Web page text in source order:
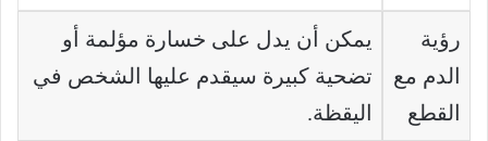
رؤية
الدم مع
القطع
يمكن أن يدل على خسارة مؤلمة أو
تضحية كبيرة سيقدم عليها الشخص في
اليقظة.